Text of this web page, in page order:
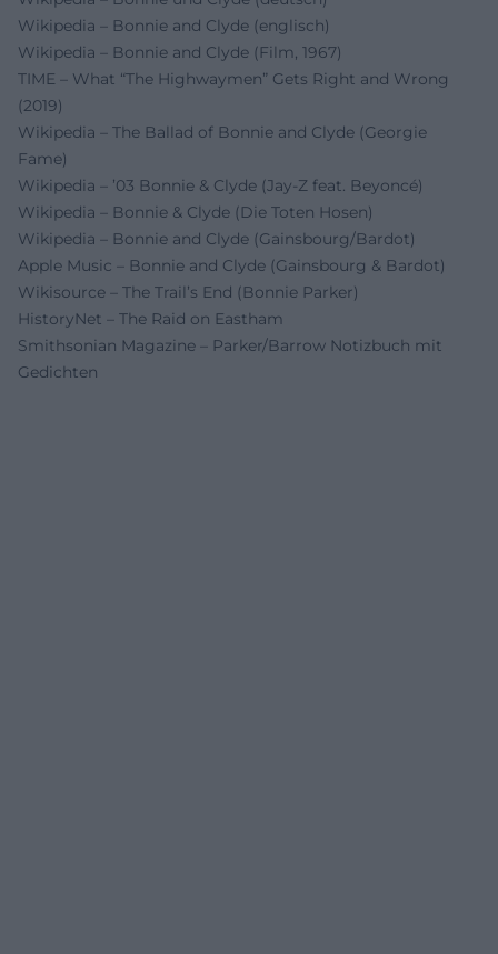
Wikipedia – Bonnie and Clyde (englisch)
Wikipedia – Bonnie and Clyde (Film, 1967)
TIME – What “The Highwaymen” Gets Right and Wrong
(2019)
Wikipedia – The Ballad of Bonnie and Clyde (Georgie
Fame)
Wikipedia – ’03 Bonnie & Clyde (Jay‑Z feat. Beyoncé)
Wikipedia – Bonnie & Clyde (Die Toten Hosen)
Wikipedia – Bonnie and Clyde (Gainsbourg/Bardot)
Apple Music – Bonnie and Clyde (Gainsbourg & Bardot)
Wikisource – The Trail’s End (Bonnie Parker)
HistoryNet – The Raid on Eastham
Smithsonian Magazine – Parker/Barrow Notizbuch mit
Gedichten